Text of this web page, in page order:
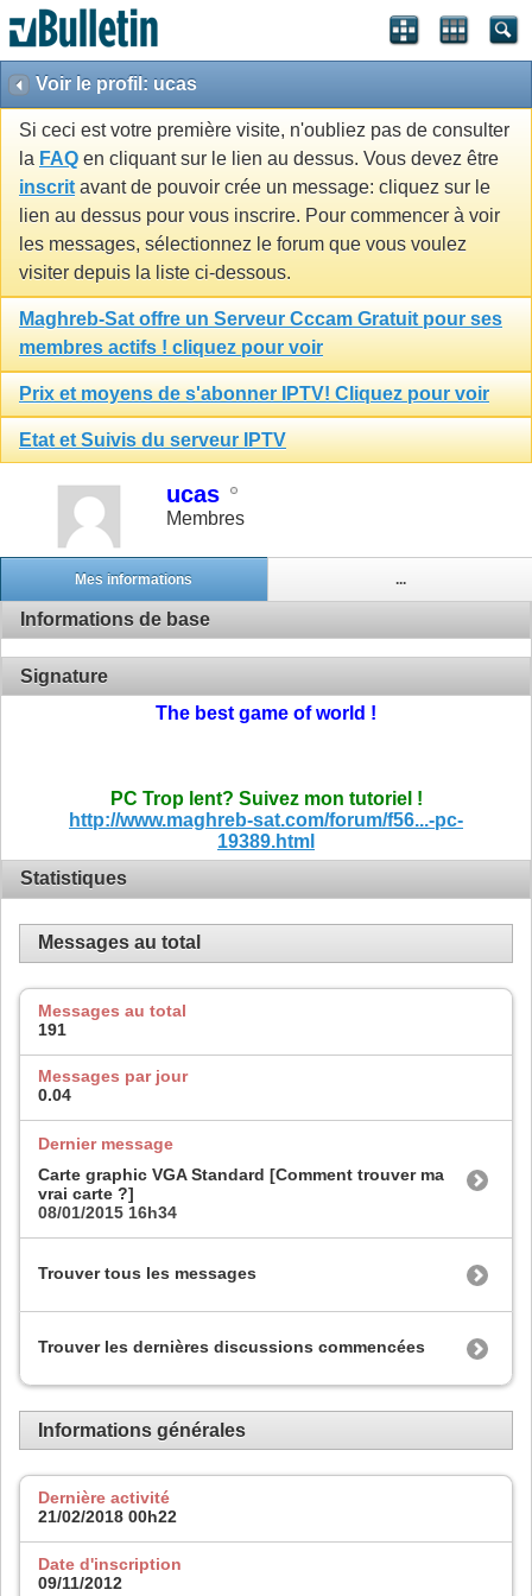
Voir le profil: ucas
Si ceci est votre première visite, n'oubliez pas de consulter
la FAQ en cliquant sur le lien au dessus. Vous devez être
inscrit avant de pouvoir crée un message: cliquez sur le
lien au dessus pour vous inscrire. Pour commencer à voir
les messages, sélectionnez le forum que vous voulez
visiter depuis la liste ci-dessous.
Maghreb-Sat offre un Serveur Cccam Gratuit pour ses
membres actifs ! cliquez pour voir
Prix et moyens de s'abonner IPTV! Cliquez pour voir
Etat et Suivis du serveur IPTV
ucas
Membres
Mes informations ...
Informations de base
Signature
The best game of world !
PC Trop lent? Suivez mon tutoriel !
http://www.maghreb-sat.com/forum/f56...-pc-
19389.html
Statistiques
Messages au total
Messages au total
191
Messages par jour
0.04
Dernier message
Carte graphic VGA Standard [Comment trouver ma
vrai carte ?]
08/01/2015 16h34
Trouver tous les messages
Trouver les dernières discussions commencées
Informations générales
Dernière activité
21/02/2018 00h22
Date d'inscription
09/11/2012